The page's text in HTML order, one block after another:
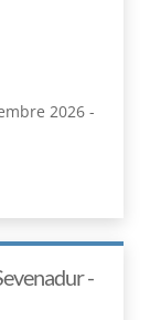
2026 -
-